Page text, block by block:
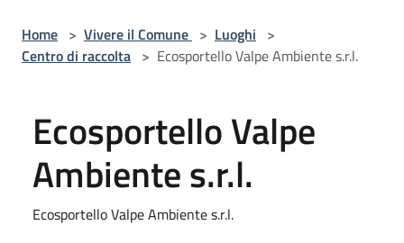
Home > Vivere il Comune > Luoghi >
Centro di raccolta > Ecosportello Valpe Ambiente s.r.l.
Ecosportello Valpe
Ambiente s.r.l.
Ecosportello Valpe Ambiente s.r.l.